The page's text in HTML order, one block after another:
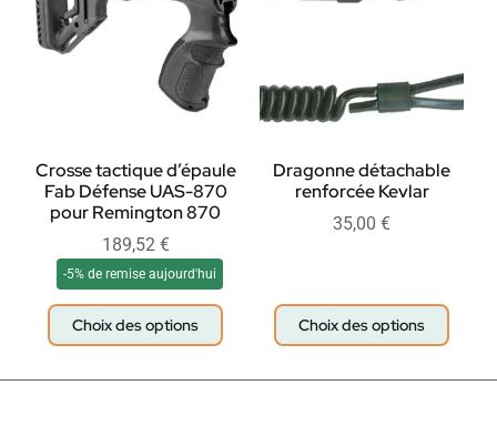
Crosse tactique d’épaule
Fab Défense UAS-870
pour Remington 870
189,52 €
-5% de remise aujourd'hui
Choix des options
Dragonne détachable
renforcée Kevlar
35,00 €
Choix des options